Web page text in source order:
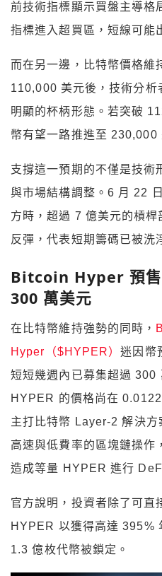
前技術指標顯示買盤主導格
指標進入超買區，短線可能
而在另一邊，比特幣價格維
110,000 美元後，技術分析
明顯的杯柄形態。若突破
幣有望一路推進至 230,000
支撐這一預期的不僅是技術
與市場結構調整。 6 月 22
方時，超過 7 億美元的槓桿
反彈，代表短期籌碼已被洗
Bitcoin Hyper 預售
300 萬美元
在比特幣維持強勢的同時，
Hyper（$HYPER）迷因幣
短短幾週內已募集超過300
HYPER 的價格尚在
主打比特幣 Layer-2解決方
高速與低費率的區塊鏈操作
造成等量 HYPER進行
官方說明，投資者除了可直
HYPER 以獲得高達395%
1.3億枚代幣被鎖定。